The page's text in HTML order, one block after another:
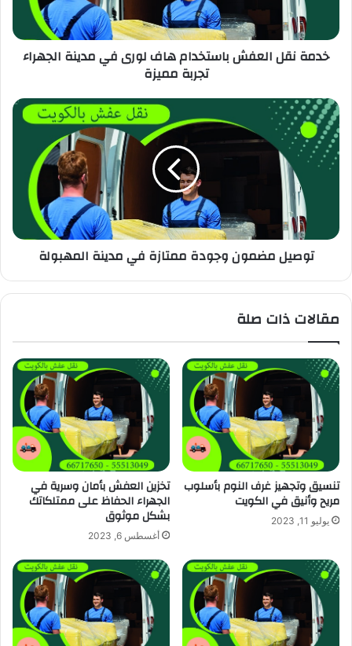
خدمة نقل العفش باستخدام هاف لورى في مدينة الجهراء
تجربة مميزة
توصيل مضمون وجودة ممتازة في مدينة المهبولة
مقالات ذات صلة
تنسيق وتجهيز غرف النوم بأسلوب
مريح وأنيق في الكويت
يوليو 11, 2023
تخزين العفش بأمان وسرية في
الجهراء الحفاظ على ممتلكاتك
بشكل موثوق
أغسطس 6, 2023